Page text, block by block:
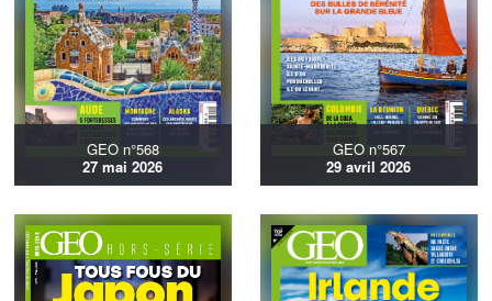
GEO n°568
27 mai 2026
GEO n°567
29 avril 2026